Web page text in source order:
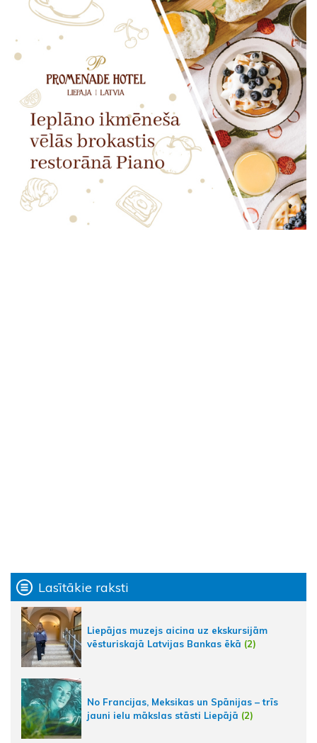
Lasītākie raksti
Liepājas muzejs aicina uz ekskursijām
vēsturiskajā Latvijas Bankas ēkā (2)
No Francijas, Meksikas un Spānijas – trīs
jauni ielu mākslas stāsti Liepājā (2)